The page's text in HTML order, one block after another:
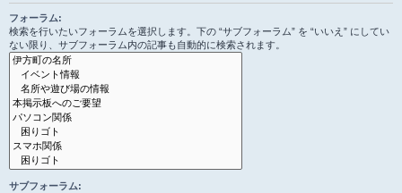
フォーラム:
検索を行いたいフォーラムを選択します。下の “サブフォーラム” を “いいえ” にしてい
ない限り、サブフォーラム内の記事も自動的に検索されます。
サブフォーラム: